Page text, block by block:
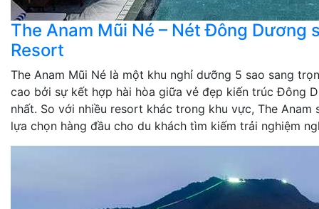
The Anam Mũi Né – Nét Đông
Resort
The Anam Mũi Né là một khu nghỉ dưỡng 5 sao sang
cao bởi sự kết hợp hài hòa giữa vẻ đẹp kiến trúc Đông
nhất. So với nhiều resort khác trong khu vực, The
lựa chọn hàng đầu cho du khách tìm kiếm trải nghiệm